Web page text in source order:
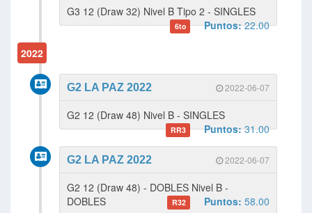
G3 12 (Draw 32) Nivel B Tipo 2 - SINGLES
6to Puntos:22.00
2022
2022-06-07
G2 LA PAZ 2022
G2 12 (Draw 48) Nivel B - SINGLES
RR3 Puntos:31.00
2022-06-07
G2 LA PAZ 2022
G2 12 (Draw 48) - DOBLES Nivel B -
DOBLES
R32 Puntos: 58.00